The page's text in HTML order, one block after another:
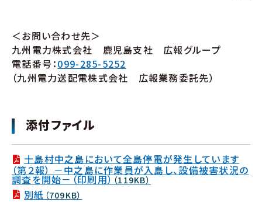
＜お問い合わせ先＞
九州電力株式会社 鹿児島支社 広報グループ
電話番号：099-285-5252
（九州電力送配電株式会社 広報業務委託先）
添付ファイル
十島村中之島において全島停電が発生しています
（第２報） －中之島に作業員が入島し、設備被害状況の
調査を開始－（印刷用）（119KB）
別紙 （709KB）